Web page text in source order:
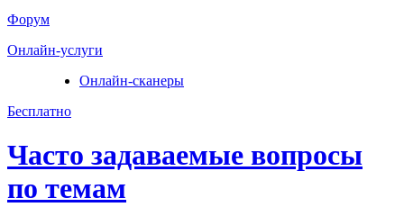
Форум
Онлайн-услуги
Онлайн-сканеры
Бесплатно
Часто задаваемые вопросы
по темам